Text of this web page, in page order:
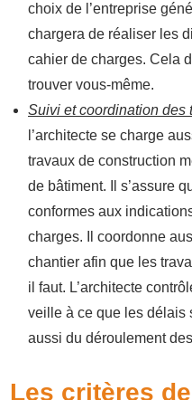
choix de l’entreprise
chargera de réaliser les
cahier de charges. Cela
trouver vous-même.
Suivi et coordination des
l’architecte se charge
travaux de construction
de bâtiment. Il s’assure
conformes aux
charges. Il coordonne
chantier afin que les
il faut. L’architecte
veille à ce que les délais
aussi du déroulement
Les critères